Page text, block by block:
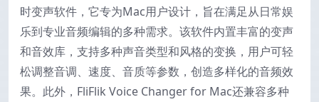
时变声软件，它专为Mac用户设计，旨在满足从日常娱
乐到专业音频编辑的多种需求。该软件内置丰富的变声
和音效库，支持多种声音类型和风格的变换，用户可轻
松调整音调、速度、音质等参数，创造多样化的音频效
果。此外，FliFlik Voice Changer for Mac还兼容多种